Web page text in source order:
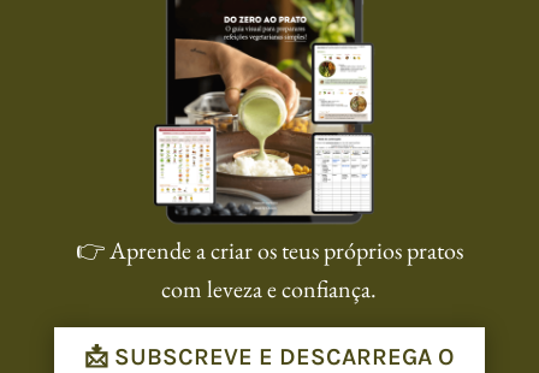
👉 Aprende a criar os teus próprios pratos
com leveza e confiança.
📩 SUBSCREVE E DESCARREGA O